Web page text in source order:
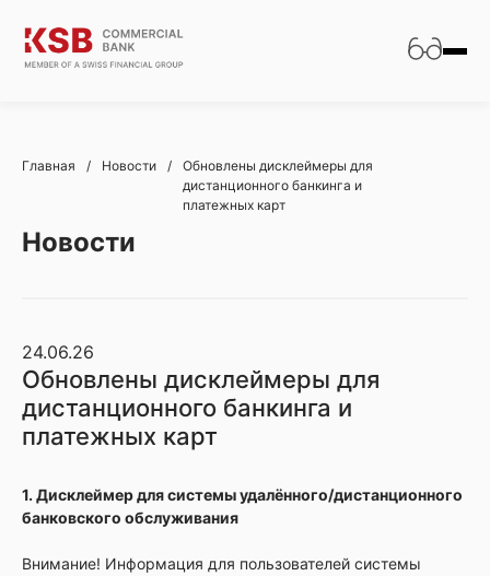
Главная / Новости /
Обновлены дисклеймеры для
дистанционного банкинга и
платежных карт
Новости
24.06.26
Обновлены дисклеймеры для
дистанционного банкинга и
платежных карт
1. Дисклеймер для системы удалённого/дистанционного
банковского обслуживания
Внимание! Информация для пользователей системы